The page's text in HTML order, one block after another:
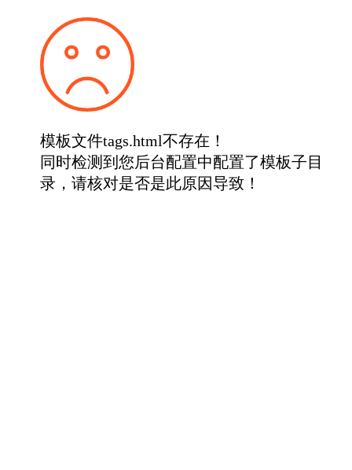
模板文件tags.html不存在！
同时检测到您后台配置中配置了模板子目
录，请核对是否是此原因导致！